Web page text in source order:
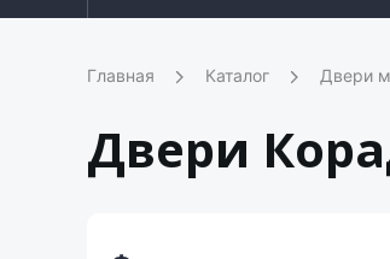
Главная Каталог Двери
Двери